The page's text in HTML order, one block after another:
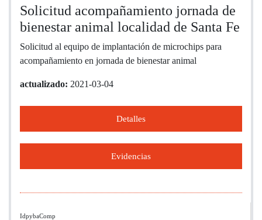
Solicitud acompañamiento jornada de
bienestar animal localidad de Santa Fe
Solicitud al equipo de implantación de microchips para
acompañamiento en jornada de bienestar animal
actualizado: 2021-03-04
Detalles
Evidencias
IdpybaComp